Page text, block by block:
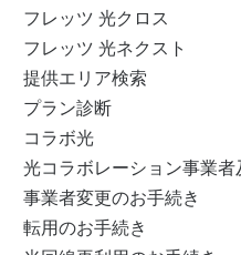
フレッツ 光クロス
フレッツ 光ネクスト
提供エリア検索
プラン診断
コラボ光
光コラボレーション事業
事業者変更のお手続き
転用のお手続き